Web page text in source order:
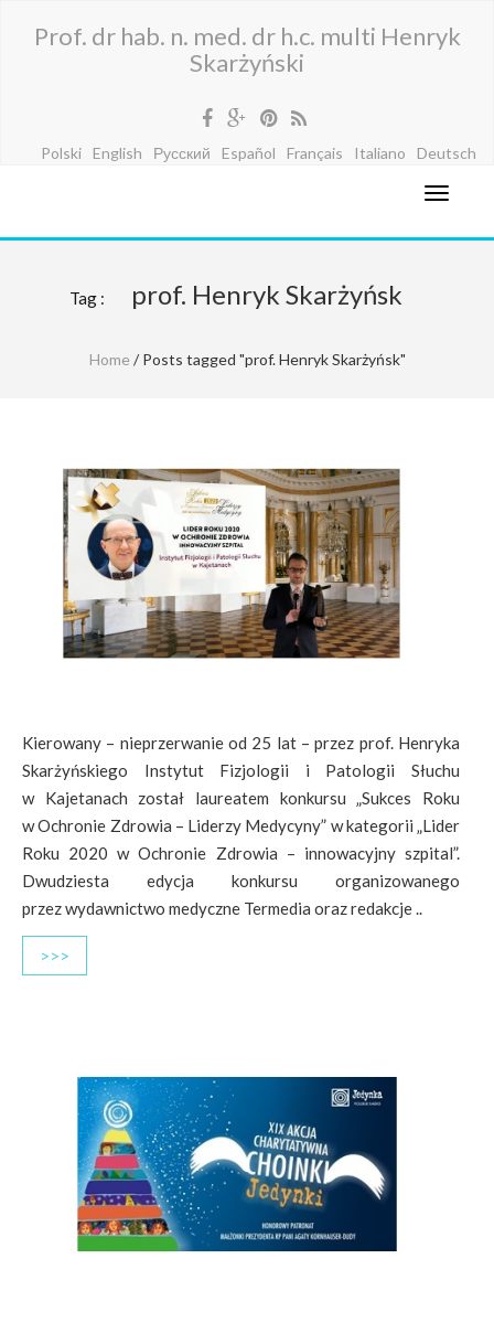
Prof. dr hab. n. med. dr h.c. multi Henryk
Skarżyński
Polski English Русский Español Français Italiano Deutsch
Tag : prof. Henryk Skarżyńsk
Home / Posts tagged "prof. Henryk Skarżyńsk"
Kierowany – nieprzerwanie od 25 lat – przez prof. Henryka
Skarżyńskiego Instytut Fizjologii i Patologii Słuchu
w Kajetanach został laureatem konkursu „Sukces Roku
w Ochronie Zdrowia – Liderzy Medycyny” w kategorii „Lider
Roku 2020 w Ochronie Zdrowia – innowacyjny szpital”.
Dwudziesta edycja konkursu organizowanego
przez wydawnictwo medyczne Termedia oraz redakcje ..
>>>